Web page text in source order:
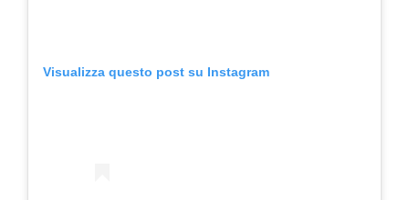
Visualizza questo post su Instagram